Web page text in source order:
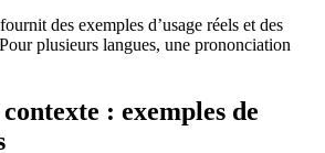
des exemples d’usage réels et des
plusieurs langues, une prononciation
: exemples de